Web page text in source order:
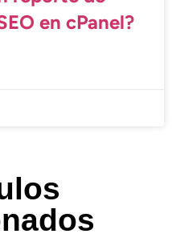
en cPanel?